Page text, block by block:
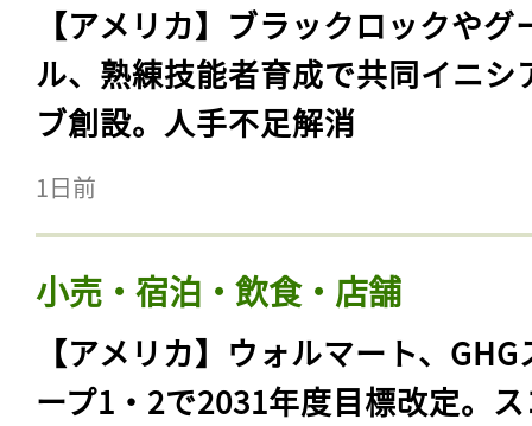
【アメリカ】ブラックロックやグ
ル、熟練技能者育成で共同イニシ
ブ創設。人手不足解消
1日前
小売・宿泊・飲食・店舗
【アメリカ】ウォルマート、GHG
ープ1・2で2031年度目標改定。